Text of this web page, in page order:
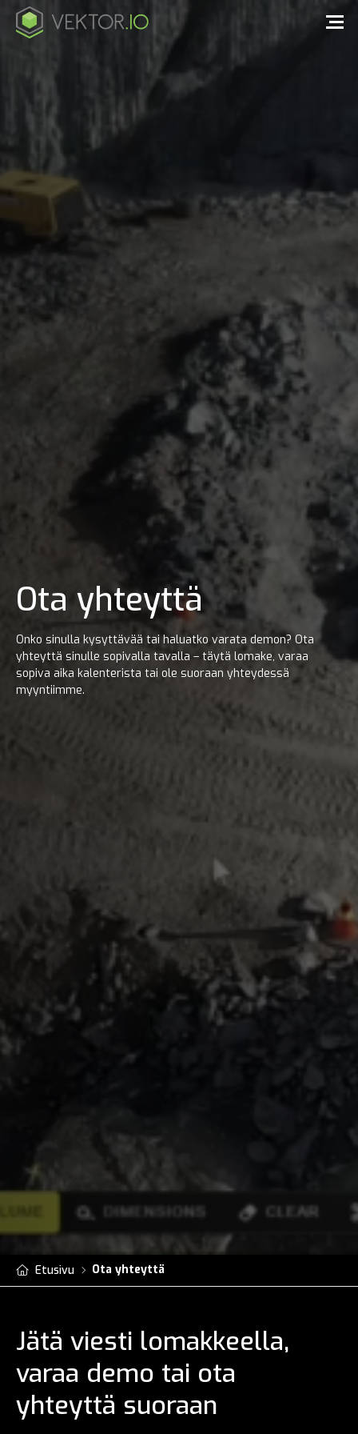
Ota yhteyttä
Onko sinulla kysyttävää tai haluatko varata demon? Ota
yhteyttä sinulle sopivalla tavalla – täytä lomake, varaa
sopiva aika kalenterista tai ole suoraan yhteydessä
myyntiimme.
Etusivu Ota yhteyttä
Jätä viesti lomakkeella,
varaa demo tai ota
yhteyttä suoraan